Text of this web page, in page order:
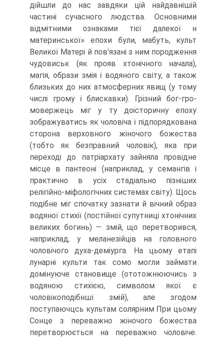
дійшли до нас завдяки цій найдавнішій
частині сучасного людства. Основними
відмітними ознаками тієї далекої н
материнської» епохи були, мабуть, культ
Великої Матері й пов'язані з ним породження
чудовиськ (як прояв хтонічного начала),
магія, образи змія і водяного світу, а також
близь­ких до них атмосферних явищ (у тому
числі грому і блискавки). Грізний бог-гро-
мовержець міг у ту доісторичну епоху
зображуватись як чоловіча і підпорядко­вана
сторона верховного жіночого божества
(тобто як безправний чоловік), яка при
переході до патріархату зайняла провідне
місце в пантеоні (наприклад, у се­мангів і
практично в усіх стадіально пізніших
релігійно-міфологічних системах світу). Щось
подібне міг спочатку зазнати й вічний образ
водяної стихії (постій­ної супутниці хтонічних
великих богинь) — змій, що перетворився,
наприклад, у меланезійців на головного
чоловічого духа-деміурга. На цьому етапі
лунарні культи так сомо могли займати
домінуюче становище (ототожнюючись з
водя­ною стихією, символом якої є
чоловікоподібншї змій), але згодом
поступаючцсь культам солярним При цьому
Сонце з переважно жіночого божества
перетво­рюється на переважно чоловіче.